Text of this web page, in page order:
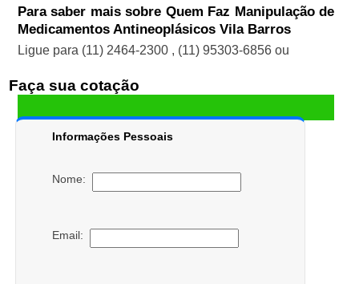
Para saber mais sobre Quem Faz Manipulação de
Medicamentos Antineoplásicos Vila Barros
Ligue para (11) 2464-2300 , (11) 95303-6856 ou
Faça sua cotação
Informações Pessoais
Nome:
Email: